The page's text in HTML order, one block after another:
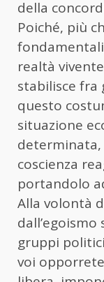
della
Poiché, più
realtà
stabilisce fra
questo
situazione
determinata,
coscienza
portandolo
Alla volontà
gruppi
voi